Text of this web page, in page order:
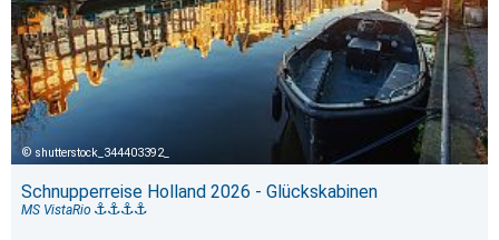
shutterstock_344403392_
Schnupperreise Holland 2026 - Glückskabinen
MS VistaRio